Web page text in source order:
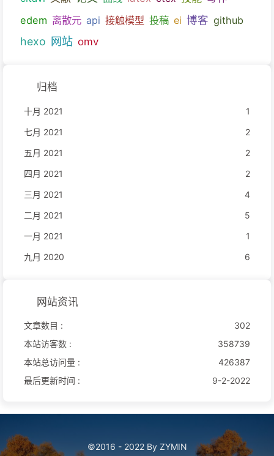
edem 离散元 api 接触模型 投稿 ei 博客 github
hexo 网站 omv
归档
十月 2021
1
七月 2021
2
五月 2021
2
四月 2021
2
三月 2021
4
二月 2021
5
一月 2021
1
九月 2020
6
网站资讯
文章数目 :
302
本站访客数 :
358739
本站总访问量 :
426387
最后更新时间 :
9-2-2022
©2016 - 2022 By ZYMIN